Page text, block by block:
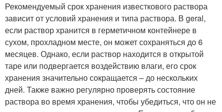
Рекомендуемый срок хранения известкового раствора
зависит от условий хранения и типа раствора. В geral,
если раствор хранится в герметичном контейнере в
сухом, прохладном месте, он может сохраняться до 6
месяцев. Однако, если раствор находится в открытой
таре или подвергается воздействию влаги, его срок
хранения значительно сокращается – до нескольких
дней. Также важно регулярно проверять состояние
раствора во время хранения, чтобы убедиться, что он не